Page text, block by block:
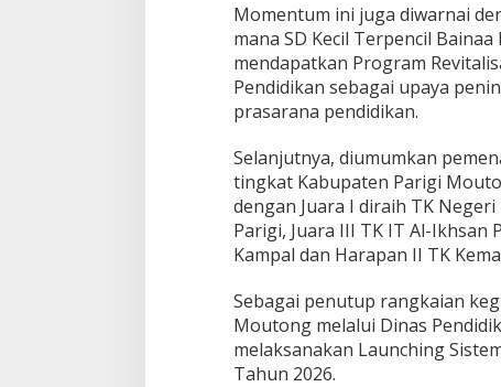
Momentum ini juga diwarnai
mana SD Kecil Terpencil
mendapatkan Program
Pendidikan sebagai upaya
prasarana pendidikan.
Selanjutnya, diumumkan
tingkat Kabupaten Parigi
dengan Juara I diraih TK
Parigi, Juara III TK IT Al-Ikhsan
Kampal dan Harapan II TK
Sebagai penutup rangkaian
Moutong melalui Dinas
melaksanakan Launching
Tahun 2026.